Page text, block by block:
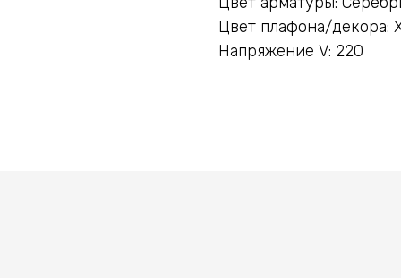
Цвет плафона/декора:
Напряжение V: 220